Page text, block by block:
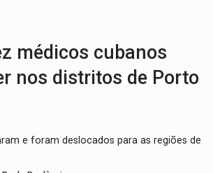
médicos cubanos
nos distritos de Porto
e foram deslocados para as regiões de